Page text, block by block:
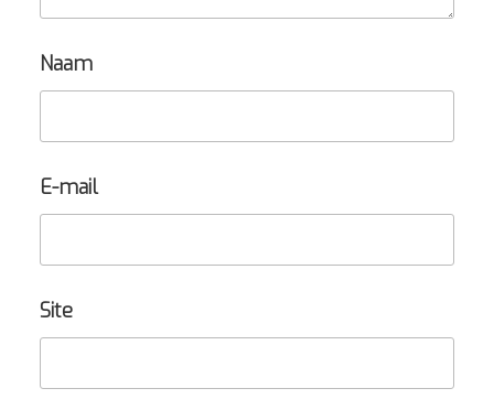
Naam
E-mail
Site